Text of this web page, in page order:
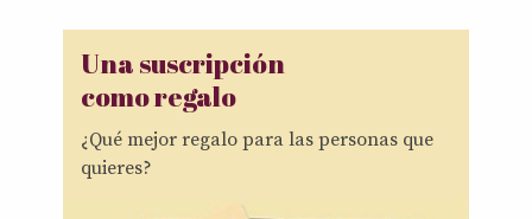
Una suscripción
como regalo
¿Qué mejor regalo para las personas que
quieres?